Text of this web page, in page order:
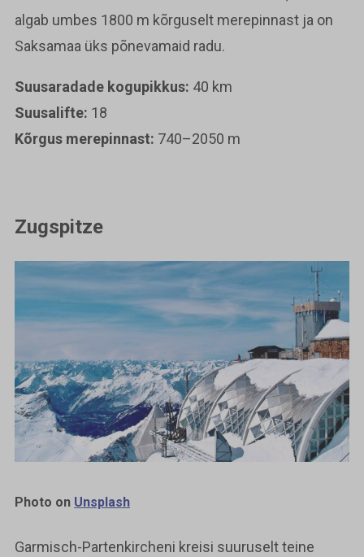
algab umbes 1800 m kõrguselt merepinnast ja on
Saksamaa üks põnevamaid radu.
Suusaradade kogupikkus: 40 km
Suusalifte: 18
Kõrgus merepinnast: 740–2050 m
Zugspitze
Photo on Unsplash
Garmisch-Partenkircheni kreisi suuruselt teine